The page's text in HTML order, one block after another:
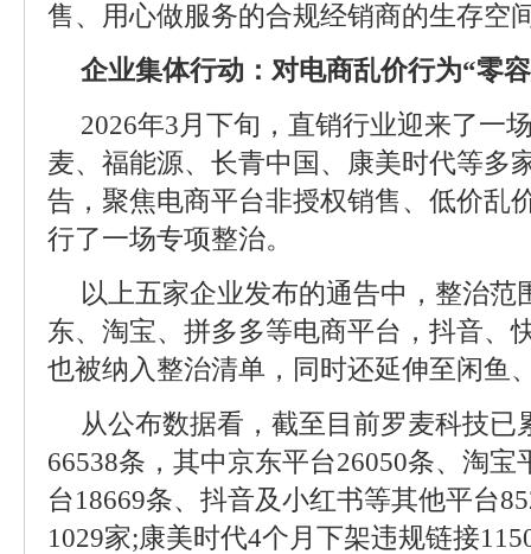
售、用心做服务的合规经销商的生存空
企业集体行动：对电商乱价行为“零
2026年3月下旬，直销行业迎来了一
麦、福能源、长青中国、康美时代等多
告，聚焦电商平台非授权销售、低价乱
行了一场专项整治。
以上五家企业发布的通告中，整治范
东、淘宝、拼多多等电商平台，抖音、
也被纳入整治清单，同时还延伸至闲鱼
从公布数据看，截至目前罗麦科技已
66538条，其中京东平台26050条、淘宝
台18669条、抖音及小红书等其他平台
1029家;康美时代4个月下架违规链接